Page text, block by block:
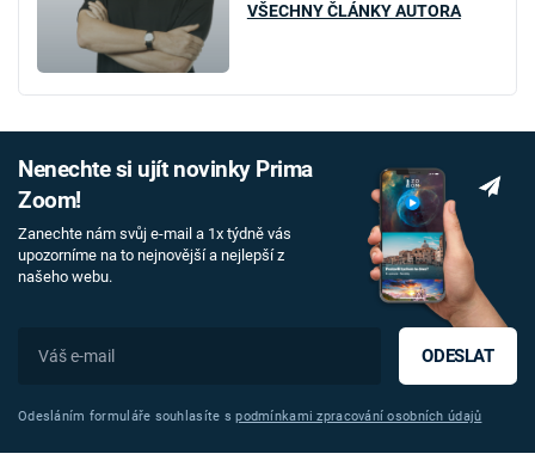
VŠECHNY ČLÁNKY AUTORA
Nenechte si ujít novinky Prima
Zoom!
Zanechte nám svůj e-mail a 1x týdně vás
upozorníme na to nejnovější a nejlepší z
našeho webu.
ODESLAT
Odesláním formuláře souhlasíte spodmínkami zpracování osobních údajů